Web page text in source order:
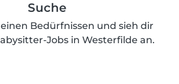
Suche
Bedürfnissen und sieh dir
Jobs in Westerfilde an.